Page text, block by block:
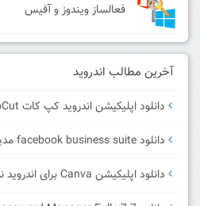
فعالساز ویندوز و آفیس
آخرین مطالب اندروید
دانلود اپلیکیشن اندروید کپ کات CapCut
دانلود facebook business suite مدیریت پیج اینستاگرام
دانلود اپلیکیشن Canva برای اندروید نسخه 2.139.0